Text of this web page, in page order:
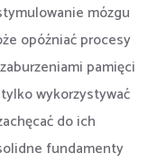
mózgu
opóźniać procesy
pamięci
wykorzystywać
do ich
fundamenty